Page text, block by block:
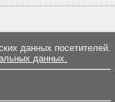
данных посетителей.
данных.